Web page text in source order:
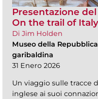
Presentazione
On the trail of
Di Jim Holden
Museo della
garibaldina
31 Enero 2026
Un viaggio sulle tracce
inglese ai suoi